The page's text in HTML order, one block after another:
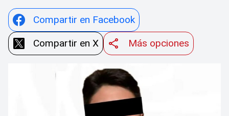
Compartir en Facebook
Compartir en X
Más opciones